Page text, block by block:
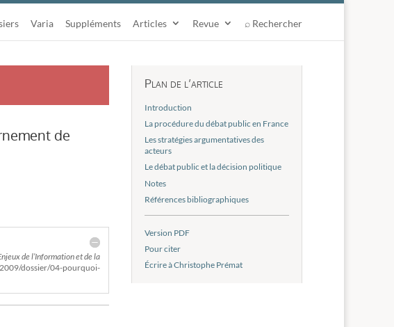
Varia Suppléments Articles Revue ⌕ Rechercher
de
de l’Information et de la
dossier/04-pourquoi-
Plan de l’article
Introduction
La procédure du débat public en France
Les stratégies argumentatives des
acteurs
Le débat public et la décision politique
Notes
Références bibliographiques
Version PDF
Pour citer
Écrire à Christophe Prémat